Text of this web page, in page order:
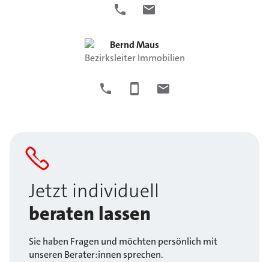
BerndMaus
Bezirksleiter Immobilien
Jetzt individuell
beraten lassen
Sie haben Fragen und möchten persönlich mit
unseren Berater:innen sprechen.